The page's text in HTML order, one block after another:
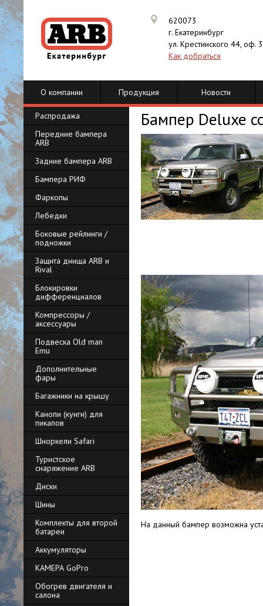
620073
г. Екатеринбург
ул. Крестинского 44, оф.
Как добраться
О компании Продукция Новости
Распродажа
Передние бампера
ARB
Задние бампера ARB
Бампера РИФ
Фаркопы
Лебедки
Боковые рейлинги /
подножки
Защита днища ARB и
Rival
Блокировки
дифференциалов
Компрессоры /
аксессуары
Подвеска Old man
Emu
Дополнительные
фары
Багажники на крышу
Канопи (кунги) для
пикапов
Шноркели Safari
Туристское
снаряжение ARB
Диски
Шины
Комплекты для второй
батареи
Аккумуляторы
КАМЕРА GoPro
Обогрев двигателя и
салона
Бампер Deluxe
На данный бампер возможна